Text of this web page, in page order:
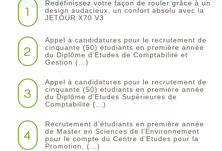
1
Redéfinissez votre façon de rouler grâce à un
design audacieux, un confort absolu avec la
JETOUR X70 V3
2
Appel à candidatures pour le recrutement de
cinquante (50) étudiants en première année
du Diplôme d’Etudes de Comptabilité et
Gestion (…)
3
Appel à candidatures pour le recrutement de
cinquante (50) étudiants en première année
du Diplôme d’Etudes Supérieures de
Comptabilité (…)
4
Recrutement d’étudiants en première année
de Master en Sciences de l’Environnement
pour le compte du Centre d’Etudes pour la
Promotion, (…)